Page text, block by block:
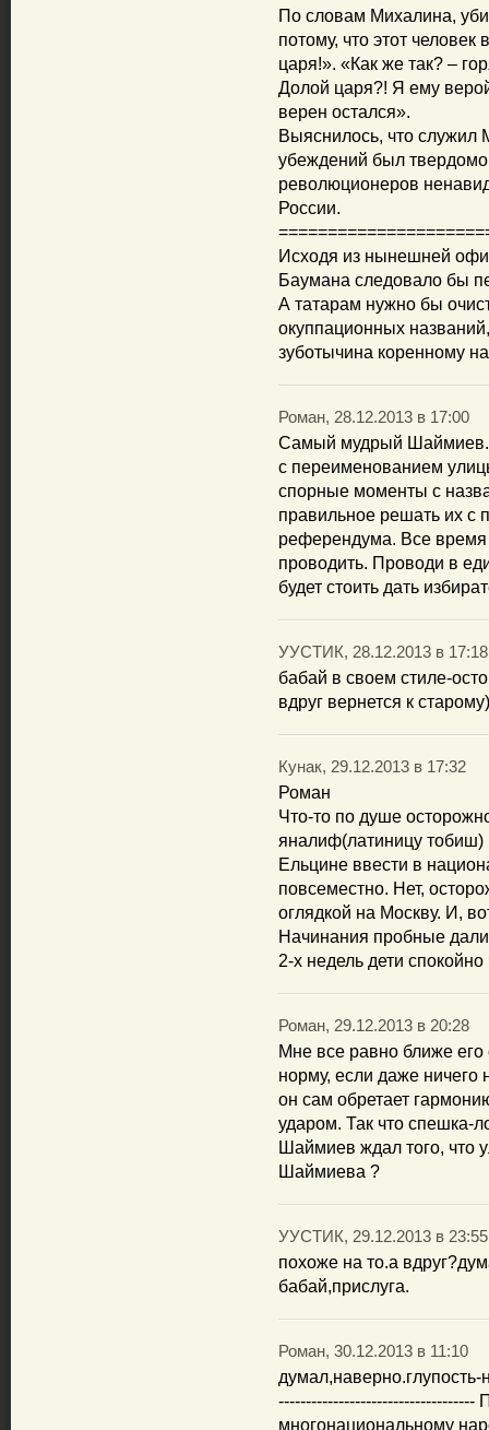
По словам Михалина,
потому, что этот
царя!». «Как же так? –
Долой царя?! Я ему
верен остался».
Выяснилось, что служил
убеждений был
революционеров
России.
Исходя из нынешней
Баумана следовало бы
А татарам нужно бы
окуппационных
зуботычина коренному
Роман, 28.12.2013 в 17:00
Самый мудрый Шаймиев.
с переименованием
спорные моменты с
правильное решать их с
референдума. Все время
проводить. Проводи в
будет стоить дать
УУСТИК, 28.12.2013 в 17:18
бабай в своем стиле-
вдруг вернется к старому)
Кунак, 29.12.2013 в 17:32
Роман
Что-то по душе
яналиф(латиницу
Ельцине ввести в
повсеместно. Нет,
оглядкой на Москву. И,
Начинания пробные
2-х недель дети
Роман, 29.12.2013 в 20:28
Мне все равно ближе его
норму, если даже ничего
он сам обретает
ударом. Так что спешка-
Шаймиев ждал того, что
Шаймиева ?
УУСТИК, 29.12.2013 в 23:55
похоже на то.а
бабай,прислуга.
Роман, 30.12.2013 в 11:10
думал,наверно.глупость-
------------------------------------
многонациональному